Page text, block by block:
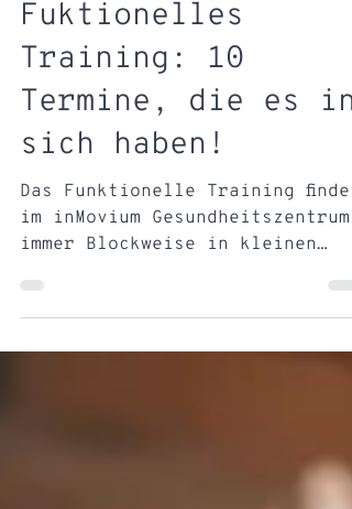
8. Nov. 2023
INFORMATION
Fuktionelles
Training: 10
Termine, die es in
sich haben!
im inMovium Gesundheitszentrum
immer Blockweise in kleinen